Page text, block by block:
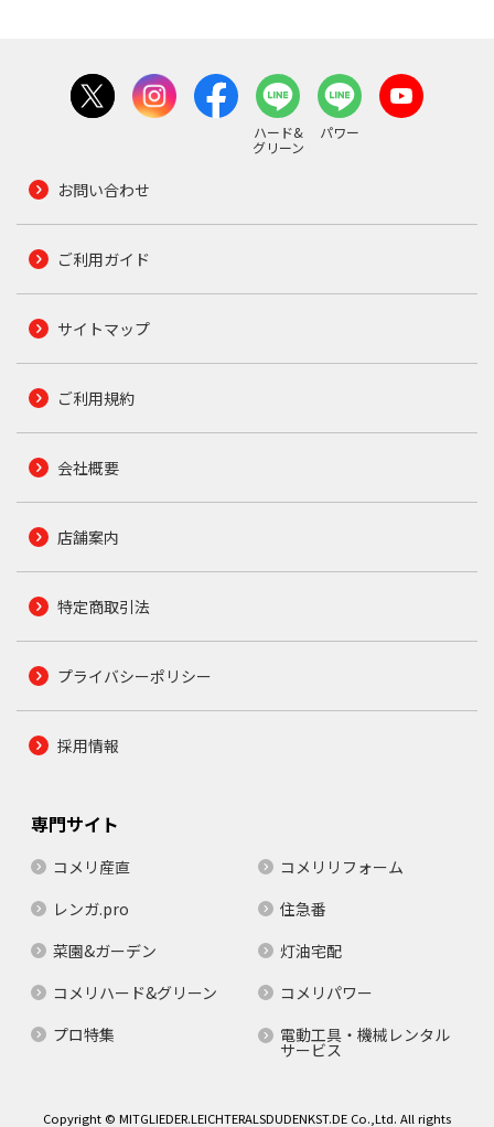
ハード&
グリーン
パワー
お問い合わせ
ご利用ガイド
サイトマップ
ご利用規約
会社概要
店舗案内
特定商取引法
プライバシーポリシー
採用情報
専門サイト
コメリ産直
コメリリフォーム
レンガ.pro
住急番
菜園&ガーデン
灯油宅配
コメリハード&グリーン
コメリパワー
プロ特集
電動工具・機械レンタル
サービス
Copyright © MITGLIEDER.LEICHTERALSDUDENKST.DE Co.,Ltd. All rights